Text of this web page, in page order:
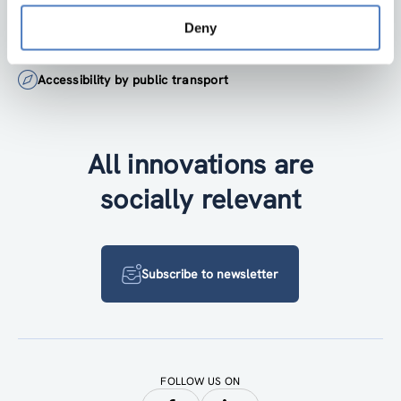
Deny
Accessibility by public transport
All innovations are
socially relevant
Subscribe to newsletter
FOLLOW US ON